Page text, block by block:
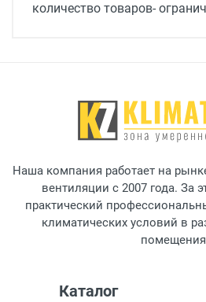
Ток потребления, A
Тип рекуператора
пластинчатый
Пылевой фильтр
EU5/EU5
Тип калорифера
рекуператор
количество товаров-
Наша компания работает на
вентиляции с 2007 года. За
практический
климатических условий в
Каталог